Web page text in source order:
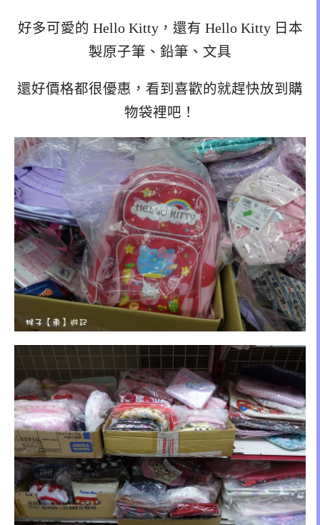
好多可愛的 Hello Kitty，還有 Hello Kitty 日本
製原子筆、鉛筆、文具
還好價格都很優惠，看到喜歡的就趕快放到購
物袋裡吧！